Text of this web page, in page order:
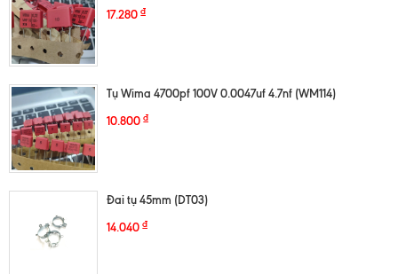
17.280 ₫
Tụ Wima 4700pf 100V 0.0047uf 4.7nf (WM114)
10.800 ₫
Đai tụ 45mm (DT03)
14.040 ₫